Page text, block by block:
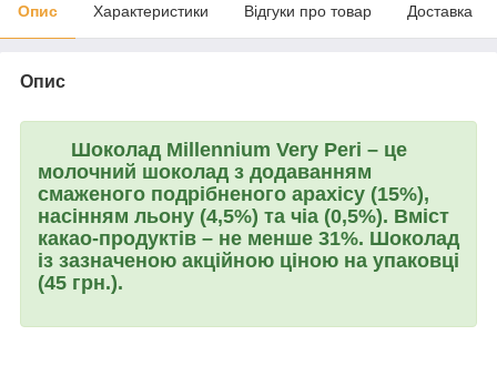
Опис Характеристики Відгуки про товар Доставка
Опис
Шоколад Millennium Very Peri – це
молочний шоколад з додаванням
смаженого подрібненого арахісу (15%),
насінням льону (4,5%) та чіа (0,5%). Вміст
какао-продуктів – не менше 31%. Шоколад
із зазначеною акційною ціною на упаковці
(45 грн.).